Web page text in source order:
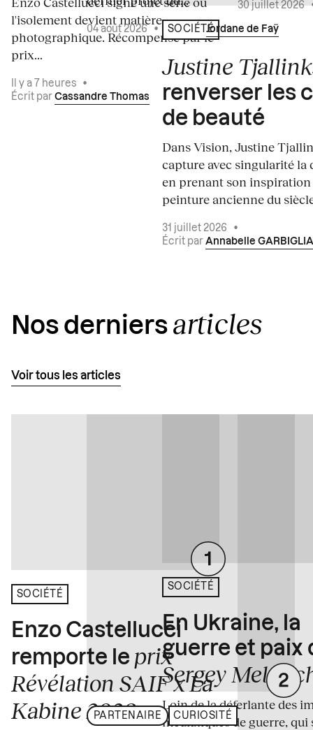
l'isolement devient matière
photographique. Récompensé par le
prix...
Il y a 7 heures
•
Écrit par Cassandre Thomas
04 août 2026 • Écrit par Jordane de Faÿ
SOCIÉTÉ
Justine
renverser les
de beauté
Dans Vision, Justine
capture avec singularité la
en prenant son inspiration
peinture ancienne du
31 juillet 2026
•
Écrit par Annabelle GARBIGLIA
30 juillet 2026
Nos derniers articles
Voir tous les articles
SOCIÉTÉ
Enzo Castellucci
remporte le prix
Révélation SAIF x La
Kabine 2026
PARTENAIRE CURIOSITÉ
SOCIÉTÉ
En Ukraine, la
guerre et paix
Sergey
Loin de la déferlante des
médiatiques de guerre, qui